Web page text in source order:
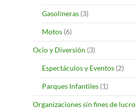
Gasolineras (3)
Motos (6)
Ocio y Diversión (3)
Espectáculos y Eventos (2)
Parques Infantiles (1)
Organizaciones sin fines de lucro